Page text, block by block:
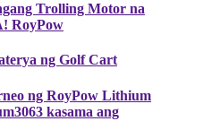
Trolling Motor na
RoyPow
ng Golf Cart
ng RoyPow Lithium
kasama ang